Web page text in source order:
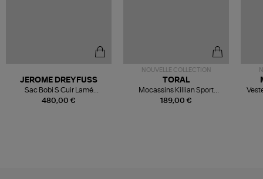
480,00 €
JEROME DREYFUSS
Sac Bobi S Cuir Lamé
Champagne
NOUVELLE COLLECTION
189,00 €
TORAL
Mocassins Killian Sport
Mousse